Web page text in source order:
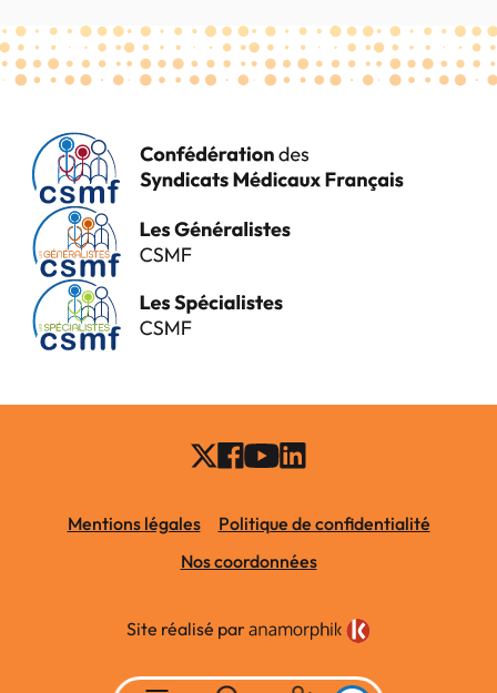
Mentions légales
Politique de confidentialité
Nos coordonnées
Site réalisé par